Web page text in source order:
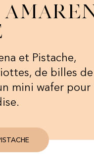
et Pistache,
de billes de
mini wafer pour